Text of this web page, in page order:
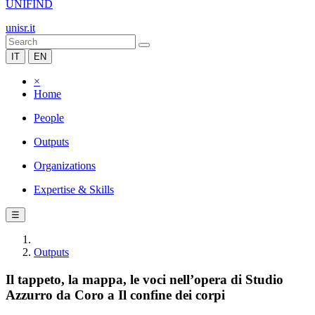
UNIFIND
unisr.it
IT EN
×
Home
People
Outputs
Organizations
Expertise & Skills
☰
Outputs
Il tappeto, la mappa, le voci nell’opera di Studio
Azzurro da Coro a Il confine dei corpi